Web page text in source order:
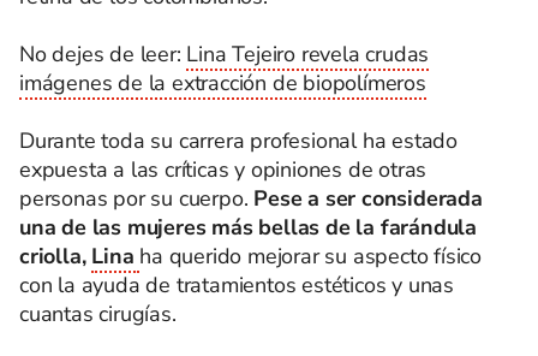
No dejes de leer: Lina Tejeiro revela crudas
imágenes de la extracción de biopolímeros
Durante toda su carrera profesional ha estado
expuesta a las críticas y opiniones de otras
personas por su cuerpo. Pese a ser considerada
una de las mujeres más bellas de la farándula
criolla, Lina ha querido mejorar su aspecto físico
con la ayuda de tratamientos estéticos y unas
cuantas cirugías.